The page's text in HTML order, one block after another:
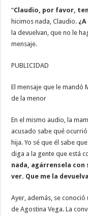
“Claudio, por favor,
hicimos nada, Claudio.
la devuelvan, que no le
mensaje.
PUBLICIDAD
El mensaje que le mandó
de la menor
En el mismo audio, la
acusado sabe qué
hija. Yo sé que él sabe
diga a la gente que está
nada, agárrensela
ver. Que me la
Ayer, además, se
de Agostina Vega. La